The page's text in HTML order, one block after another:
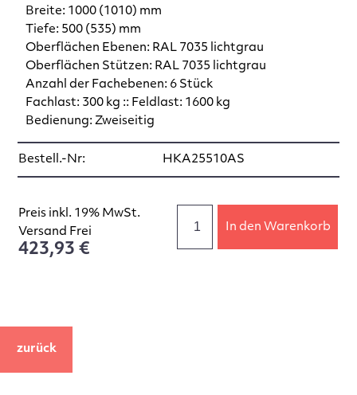
Breite: 1000 (1010) mm
Tiefe: 500 (535) mm
Oberflächen Ebenen: RAL 7035 lichtgrau
Oberflächen Stützen: RAL 7035 lichtgrau
Anzahl der Fachebenen: 6 Stück
Fachlast: 300 kg :: Feldlast: 1600 kg
Bedienung: Zweiseitig
Bestell.-Nr: HKA25510AS
Preis inkl. 19% MwSt.
Versand Frei
423,93 €
In den Warenkorb
zurück